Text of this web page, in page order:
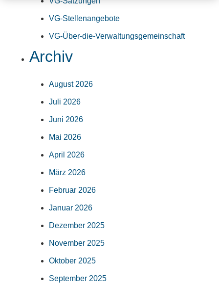
VG-Stellenangebote
VG-Über-die-Verwaltungsgemeinschaft
Archiv
August 2026
Juli 2026
Juni 2026
Mai 2026
April 2026
März 2026
Februar 2026
Januar 2026
Dezember 2025
November 2025
Oktober 2025
September 2025